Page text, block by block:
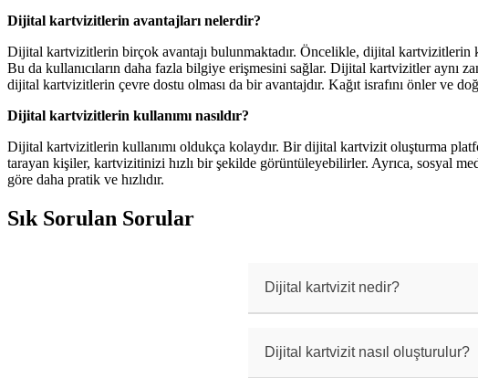
Dijital kartvizitlerin avantajları nelerdir?
Dijital kartvizitlerin birçok avantajı bulunmaktadır. Öncelikle, dijital
Bu da kullanıcıların daha fazla bilgiye erişmesini sağlar. Dijital kartvizitler aynı
dijital kartvizitlerin çevre dostu olması da bir avantajdır. Kağıt israfını önler ve
Dijital kartvizitlerin kullanımı nasıldır?
Dijital kartvizitlerin kullanımı oldukça kolaydır. Bir dijital kartvizit oluşturma
tarayan kişiler, kartvizitinizi hızlı bir şekilde görüntüleyebilirler. Ayrıca, sosyal
göre daha pratik ve hızlıdır.
Sık Sorulan Sorular
Dijital kartvizit nedir?
bulunur.
Dijital kartvizit nasıl oluşturulur?